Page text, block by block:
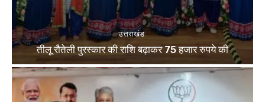
उत्तराखंड
तीलू रौतेली पुरस्कार की राशि बढ़ाकर 75 हजार रुपये की